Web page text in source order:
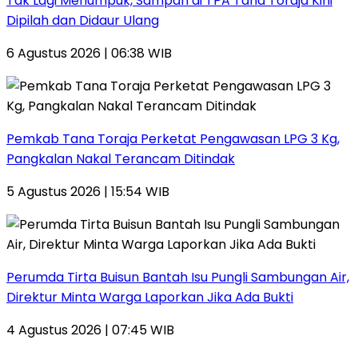
Dipilah dan Didaur Ulang
6 Agustus 2026 | 06:38 WIB
Pemkab Tana Toraja Perketat Pengawasan LPG 3 Kg,
Pangkalan Nakal Terancam Ditindak
5 Agustus 2026 | 15:54 WIB
Perumda Tirta Buisun Bantah Isu Pungli Sambungan Air,
Direktur Minta Warga Laporkan Jika Ada Bukti
4 Agustus 2026 | 07:45 WIB